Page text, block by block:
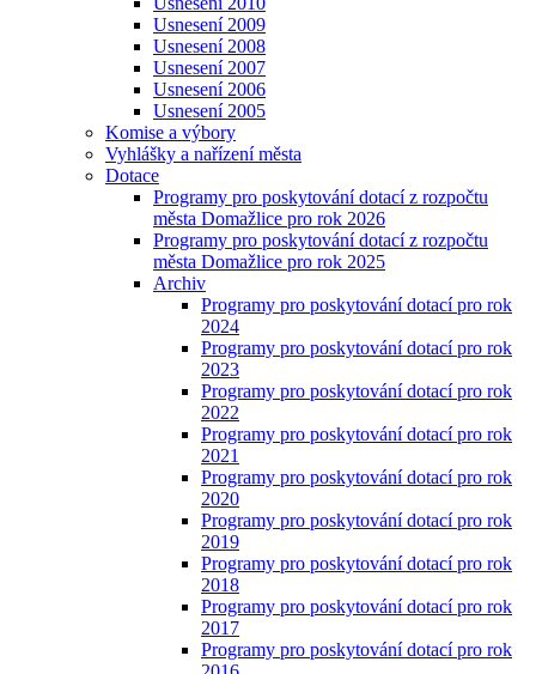
Usnesení 2009
Usnesení 2008
Usnesení 2007
Usnesení 2006
Usnesení 2005
Komise a výbory
Vyhlášky a nařízení města
Dotace
Programy pro poskytování dotací z rozpočtu
města Domažlice pro rok 2026
Programy pro poskytování dotací z rozpočtu
města Domažlice pro rok 2025
Archiv
Programy pro poskytování dotací pro rok
2024
Programy pro poskytování dotací pro rok
2023
Programy pro poskytování dotací pro rok
2022
Programy pro poskytování dotací pro rok
2021
Programy pro poskytování dotací pro rok
2020
Programy pro poskytování dotací pro rok
2019
Programy pro poskytování dotací pro rok
2018
Programy pro poskytování dotací pro rok
2017
Programy pro poskytování dotací pro rok